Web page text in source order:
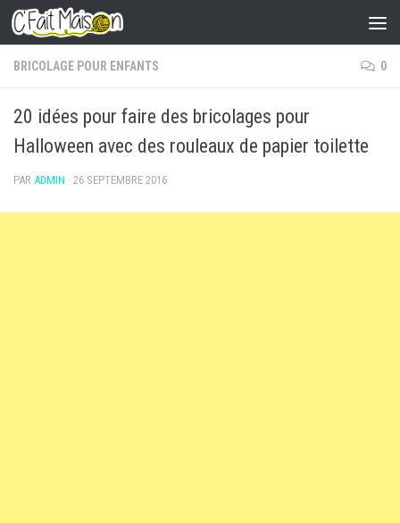
Skip to content
BRICOLAGE POUR ENFANTS 0
20 idées pour faire des bricolages pour
Halloween avec des rouleaux de papier toilette
PAR ADMIN · 26 SEPTEMBRE 2016